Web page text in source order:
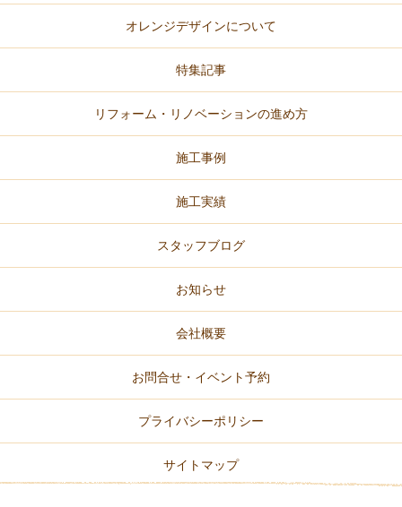
オレンジデザインについて
特集記事
リフォーム・リノベーションの進め方
施工事例
施工実績
スタッフブログ
お知らせ
会社概要
お問合せ・イベント予約
プライバシーポリシー
サイトマップ